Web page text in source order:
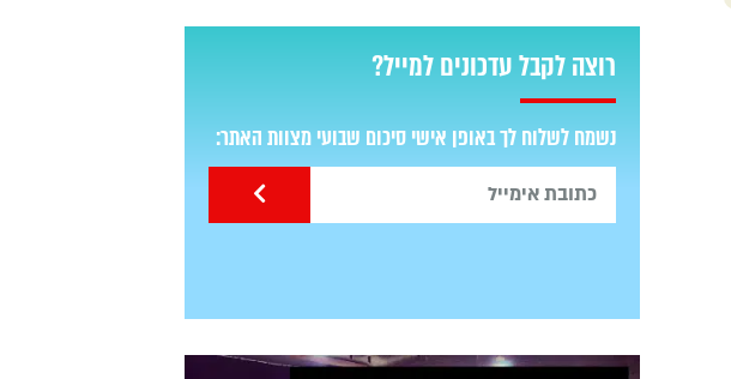
רוצה לקבל עדכונים למייל?
נשמח לשלוח לך באופן אישי סיכום שבועי מצוות האתר: